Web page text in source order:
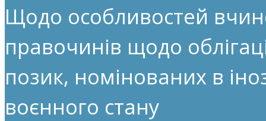
Щодо особливостей
правочинів щодо
позик, номінованих в
воєнного стану